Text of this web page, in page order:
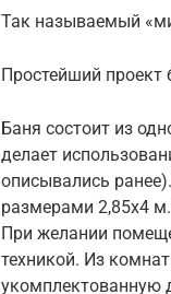
Так называемый
Простейший проект
Баня состоит из
делает
описывались
размерами 2,85х4
При желании
техникой. Из
укомплектованную